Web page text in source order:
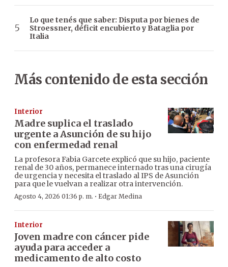
Lo que tenés que saber: Disputa por bienes de
Stroessner, déficit encubierto y Bataglia por
Italia
Más contenido de esta sección
Interior
Madre suplica el traslado
urgente a Asunción de su hijo
con enfermedad renal
La profesora Fabia Garcete explicó que su hijo, paciente
renal de 30 años, permanece internado tras una cirugía
de urgencia y necesita el traslado al IPS de Asunción
para que le vuelvan a realizar otra intervención.
Agosto 4, 2026 01:36 p. m. · Edgar Medina
Interior
Joven madre con cáncer pide
ayuda para acceder a
medicamento de alto costo